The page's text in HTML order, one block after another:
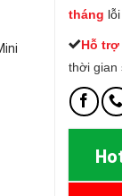
4K@60Hz
tháng
Hỗ trợ
thời gian